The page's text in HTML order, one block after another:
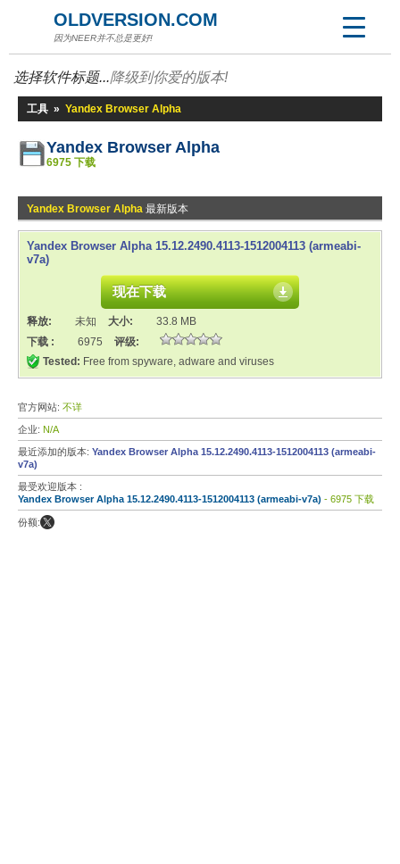
OLDVERSION.COM
因为NEER并不总是更好!
选择软件标题...降级到你爱的版本!
工具 » Yandex Browser Alpha
Yandex Browser Alpha
6975 下载
Yandex Browser Alpha 最新版本
Yandex Browser Alpha 15.12.2490.4113-1512004113 (armeabi-
v7a)
现在下载
释放: 未知 大小:
33.8 MB
下载 :
6975
评级:
Tested: Free from spyware, adware and viruses
官方网站: 不详
企业: N/A
最近添加的版本: Yandex Browser Alpha 15.12.2490.4113-1512004113 (armeabi-
v7a)
最受欢迎版本 :
Yandex Browser Alpha 15.12.2490.4113-1512004113 (armeabi-v7a) - 6975 下载
份额: